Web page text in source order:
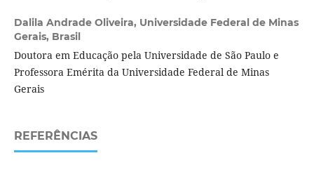
Dalila Andrade Oliveira, Universidade Federal de Minas
Gerais, Brasil
Doutora em Educação pela Universidade de São Paulo e
Professora Emérita da Universidade Federal de Minas
Gerais
REFERÊNCIAS